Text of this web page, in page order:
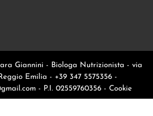
Giannini - Biologa Nutrizionista - via
Emilia - +39 347 5575356 -
- P.I. 02559760356 - Cookie